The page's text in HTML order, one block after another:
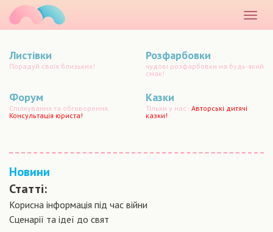
меню
Листівки
Порадуй своїх близьких!
Розфарбовки
чудові розфарбовки на будь-який
смак!
Форум
Спілкування та обговорення.
Консультація юриста!
Казки
Тільки у нас -Авторські дитячі
казки!
Новини
Статті:
Корисна інформація під час війни
Сценарiї та iдеї до свят